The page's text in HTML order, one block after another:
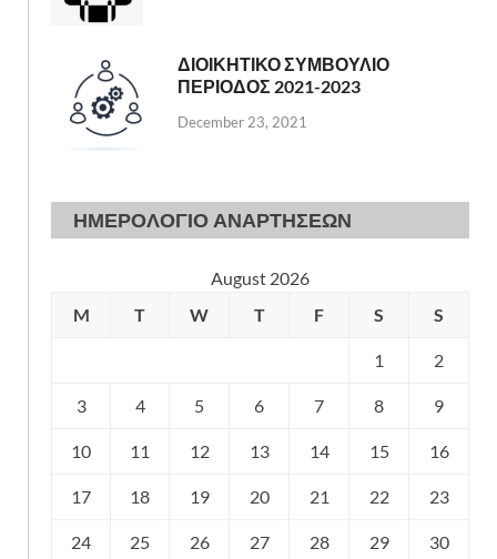
ΔΙΟΙΚΗΤΙΚΟ ΣΥΜΒΟΥΛΙΟ
ΠΕΡΙΟΔΟΣ 2021-2023
December 23, 2021
ΗΜΕΡΟΛΟΓΙΟ ΑΝΑΡΤΗΣΕΩΝ
August 2026
M
T W T F S S
1 2
3 4 5 6 7 8 9
10 11 12 13 14 15 16
17 18 19 20 21 22 23
24 25 26 27 28 29 30